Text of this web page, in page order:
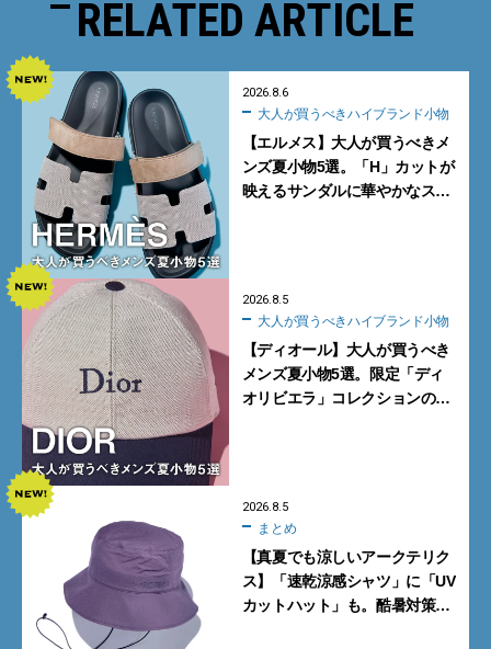
RELATED ARTICLE
2026.8.6
大人が買うべきハイブランド小物
【エルメス】大人が買うべきメ
ンズ夏小物5選。「H」カットが
映えるサンダルに華やかなス
2026.8.5
大人が買うべきハイブランド小物
【ディオール】大人が買うべき
メンズ夏小物5選。限定「ディ
オリビエラ」コレクションの
2026.8.5
まとめ
【真夏でも涼しいアークテリク
ス】「速乾涼感シャツ」に「UV
カットハット」も。酷暑対策に